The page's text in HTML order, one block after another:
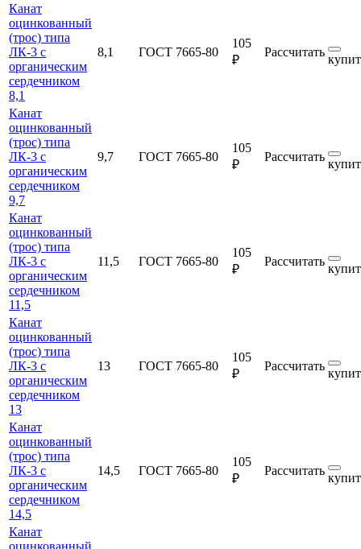
Канат
оцинкованный
(трос) типа
ЛК-3 с
органическим
сердечником
8,1
8,1 ГОСТ 7665-80
105
₽
Рассчитать
Канат
оцинкованный
(трос) типа
ЛК-3 с
органическим
сердечником
9,7
9,7 ГОСТ 7665-80
105
₽
Рассчитать
Канат
оцинкованный
(трос) типа
ЛК-3 с
органическим
сердечником
11,5
11,5 ГОСТ 7665-80
105
₽
Рассчитать
Канат
оцинкованный
(трос) типа
ЛК-3 с
органическим
сердечником
13
13 ГОСТ 7665-80
105
₽
Рассчитать
Канат
оцинкованный
(трос) типа
ЛК-3 с
органическим
сердечником
14,5
14,5 ГОСТ 7665-80
105
₽
Рассчитать
Канат
оцинкованный